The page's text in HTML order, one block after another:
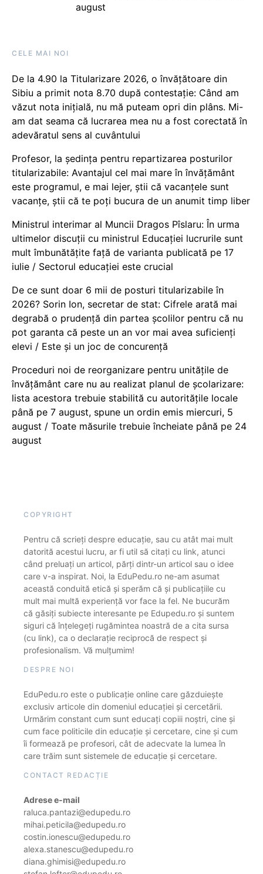
august
CELE MAI NOI
De la 4.90 la Titularizare 2026, o învățătoare din
Sibiu a primit nota 8.70 după contestație: Când am
văzut nota inițială, nu mă puteam opri din plâns. Mi-
am dat seama că lucrarea mea nu a fost corectată în
adevăratul sens al cuvântului
Profesor, la ședința pentru repartizarea posturilor
titularizabile: Avantajul cel mai mare în învățământ
este programul, e mai lejer, știi că vacanțele sunt
vacanţe, știi că te poți bucura de un anumit timp liber
Ministrul interimar al Muncii Dragos Pîslaru: În urma
ultimelor discuții cu ministrul Educației lucrurile sunt
mult îmbunătățite față de varianta publicată pe 17
iulie / Sectorul educației este crucial
De ce sunt doar 6 mii de posturi titularizabile în
2026? Sorin Ion, secretar de stat: Cifrele arată mai
degrabă o prudență din partea școlilor pentru că nu
pot garanta că peste un an vor mai avea suficienți
elevi / Este și un joc de concurență
Proceduri noi de reorganizare pentru unitățile de
învățământ care nu au realizat planul de școlarizare:
lista acestora trebuie stabilită cu autoritățile locale
până pe 7 august, spune un ordin emis miercuri, 5
august / Toate măsurile trebuie încheiate până pe 24
august
COPYRIGHT
Pentru că scrieți despre educație, sau cu atât mai mult
datorită acestui lucru, ar fi util să citați cu link, atunci
când preluați un articol, părți dintr-un articol sau o idee
care v-a inspirat. Noi, la EduPedu.ro ne-am asumat
această conduită etică și sperăm că și publicațiile cu
mult mai multă experiență vor face la fel. Ne bucurăm
că găsiți subiecte interesante pe Edupedu.ro și suntem
siguri că înțelegeți rugămintea noastră de a cita sursa
(cu link), ca o declarație reciprocă de respect și
profesionalism. Vă mulțumim!
DESPRE NOI
EduPedu.ro este o publicație online care găzduiește
exclusiv articole din domeniul educației și cercetării.
Urmărim constant cum sunt educați copiii noștri, cine și
cum face politicile din educație și cercetare, cine și cum
îi formează pe profesori, cât de adecvate la lumea în
care trăim sunt sistemele de educație și cercetare.
CONTACT REDACȚIE
Adrese e-mail
raluca.pantazi@edupedu.ro
mihai.peticila@edupedu.ro
costin.ionescu@edupedu.ro
alexa.stanescu@edupedu.ro
diana.ghimisi@edupedu.ro